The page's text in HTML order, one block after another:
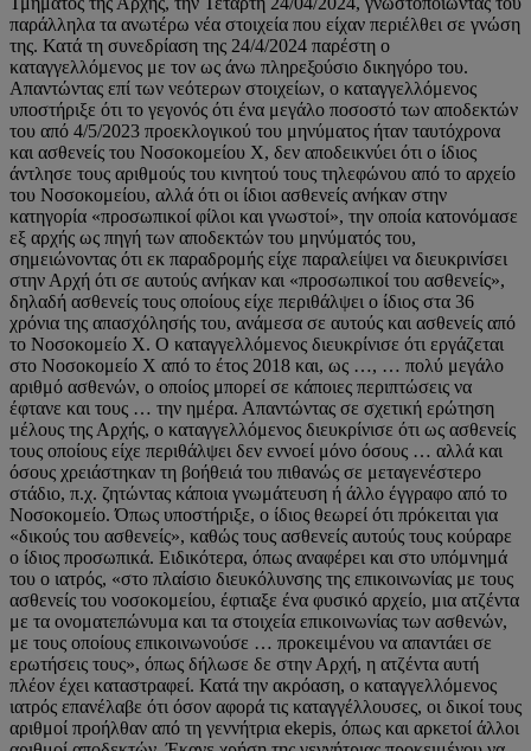
παράλληλα τα ανωτέρω νέα στοιχεία που είχαν περιέλθει σε γνώση
της. Κατά τη συνεδρίαση της 24/4/2024 παρέστη ο
καταγγελλόμενος με τον ως άνω πληρεξούσιο δικηγόρο του.
Απαντώντας επί των νεότερων στοιχείων, ο καταγγελλόμενος
υποστήριξε ότι το γεγονός ότι ένα μεγάλο ποσοστό των αποδεκτών
του από 4/5/2023 προεκλογικού του μηνύματος ήταν ταυτόχρονα
και ασθενείς του Νοσοκομείου Χ, δεν αποδεικνύει ότι ο ίδιος
άντλησε τους αριθμούς του κινητού τους τηλεφώνου από το αρχείο
του Νοσοκομείου, αλλά ότι οι ίδιοι ασθενείς ανήκαν στην
κατηγορία «προσωπικοί φίλοι και γνωστοί», την οποία κατονόμασε
εξ αρχής ως πηγή των αποδεκτών του μηνύματός του,
σημειώνοντας ότι εκ παραδρομής είχε παραλείψει να διευκρινίσει
στην Αρχή ότι σε αυτούς ανήκαν και «προσωπικοί του ασθενείς»,
δηλαδή ασθενείς τους οποίους είχε περιθάλψει ο ίδιος στα 36
χρόνια της απασχόλησής του, ανάμεσα σε αυτούς και ασθενείς από
το Νοσοκομείο Χ. Ο καταγγελλόμενος διευκρίνισε ότι εργάζεται
στο Νοσοκομείο Χ από το έτος 2018 και, ως …, … πολύ μεγάλο
αριθμό ασθενών, ο οποίος μπορεί σε κάποιες περιπτώσεις να
έφτανε και τους … την ημέρα. Απαντώντας σε σχετική ερώτηση
μέλους της Αρχής, ο καταγγελλόμενος διευκρίνισε ότι ως ασθενείς
τους οποίους είχε περιθάλψει δεν εννοεί μόνο όσους … αλλά και
όσους χρειάστηκαν τη βοήθειά του πιθανώς σε μεταγενέστερο
στάδιο, π.χ. ζητώντας κάποια γνωμάτευση ή άλλο έγγραφο από το
Νοσοκομείο. Όπως υποστήριξε, ο ίδιος θεωρεί ότι πρόκειται για
«δικούς του ασθενείς», καθώς τους ασθενείς αυτούς τους κούραρε
ο ίδιος προσωπικά. Ειδικότερα, όπως αναφέρει και στο υπόμνημά
του ο ιατρός, «στο πλαίσιο διευκόλυνσης της επικοινωνίας με τους
ασθενείς του νοσοκομείου, έφτιαξε ένα φυσικό αρχείο, μια ατζέντα
με τα ονοματεπώνυμα και τα στοιχεία επικοινωνίας των ασθενών,
με τους οποίους επικοινωνούσε … προκειμένου να απαντάει σε
ερωτήσεις τους», όπως δήλωσε δε στην Αρχή, η ατζέντα αυτή
πλέον έχει καταστραφεί. Κατά την ακρόαση, ο καταγγελλόμενος
ιατρός επανέλαβε ότι όσον αφορά τις καταγγέλλουσες, οι δικοί τους
αριθμοί προήλθαν από τη γεννήτρια ekepis, όπως και αρκετοί άλλοι